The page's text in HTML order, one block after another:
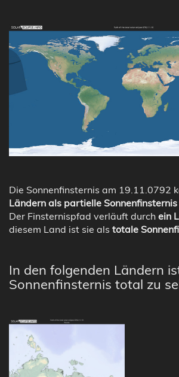
Die Sonnenfinsternis am 19.11.0792
Ländern als partielle Sonnenfinsternis
Der Finsternispfad verläuft durch ein
diesem Land ist sie als totale
In den folgenden Ländern
Sonnenfinsternis total zu